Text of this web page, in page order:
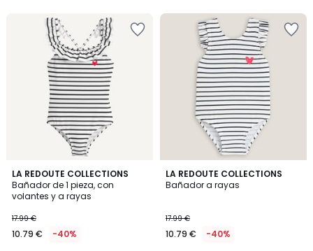
LA REDOUTE COLLECTIONS
Bañador de 1 pieza, con
volantes y a rayas
17.99 €
10.79 € -40%
5
/
5
LA REDOUTE COLLECTIONS
Bañador a rayas
17.99 €
10.79 € -40%
4,2
/ 5